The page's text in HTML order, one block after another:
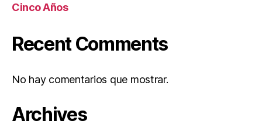
Cinco Años
Recent Comments
No hay comentarios que mostrar.
Archives